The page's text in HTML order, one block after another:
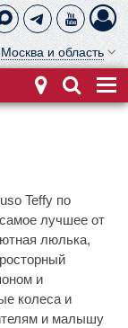
Москва и область
Teffy по
лучшее от
люлька,
и
колеса и
и малышу